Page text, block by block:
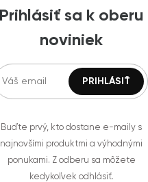
Prihlásiť sa k oberu
noviniek
Buďte prvý, kto dostane e-maily s
najnovšími produktmi a výhodnými
ponukami. Z odberu sa môžete
kedykoľvek odhlásiť.